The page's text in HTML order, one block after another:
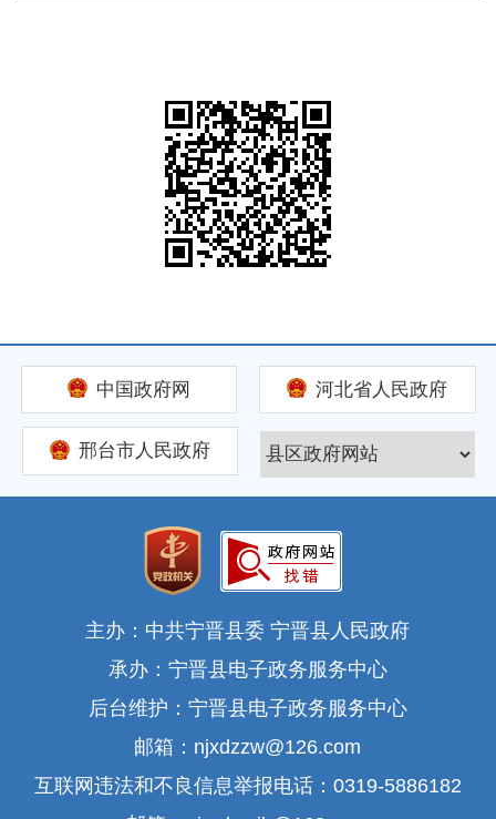
中国政府网 河北省人民政府
邢台市人民政府
主办：中共宁晋县委 宁晋县人民政府
承办：宁晋县电子政务服务中心
后台维护：宁晋县电子政务服务中心
邮箱：njxdzzw@126.com
互联网违法和不良信息举报电话：0319-5886182